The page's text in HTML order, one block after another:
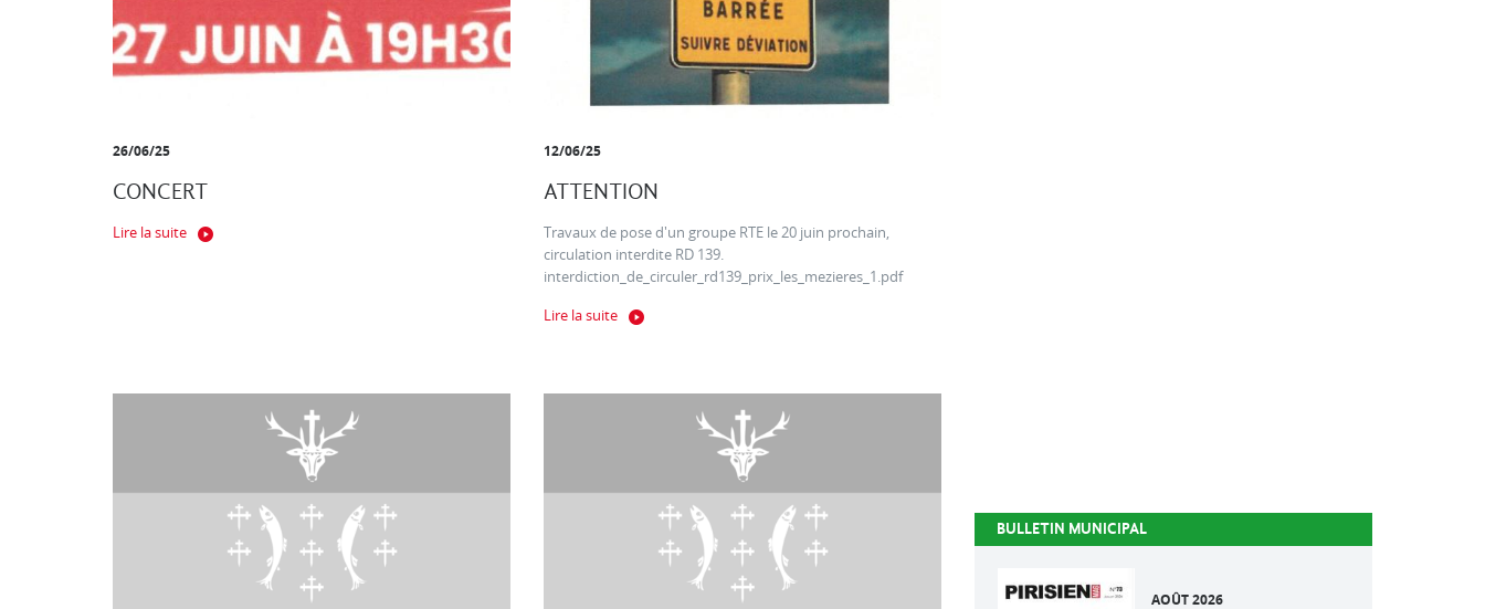
26/06/25
CONCERT
Lire la suite
12/06/25
ATTENTION
Travaux de pose d'un groupe RTE le 20 juin prochain,
circulation interdite RD 139.
interdiction_de_circuler_rd139_prix_les_mezieres_1.pdf
Lire la suite
BULLETIN MUNICIPAL
AOÛT 2026